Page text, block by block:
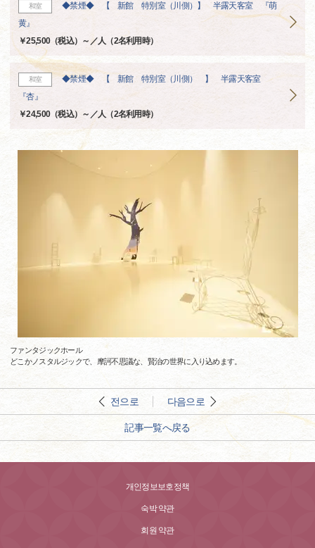
和室
◆禁煙◆ 【 新館 特別室（川側）】 半露天客室 『萌
黄』
￥25,500（税込）～／人（2名利用時）
和室
◆禁煙◆ 【 新館 特別室（川側） 】 半露天客室
『杏』
￥24,500（税込）～／人（2名利用時）
ファンタジックホール
どこかノスタルジックで、摩訶不思議な、賢治の世界に入り込めます。
전으로 다음으로
記事一覧へ戻る
개인정보보호정책
숙박 약관
회원 약관